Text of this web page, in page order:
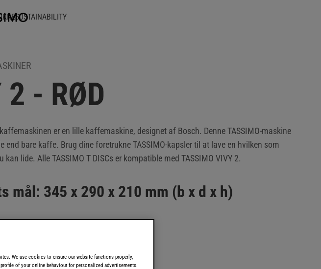
SUSTAINABILITY
2 - RØD
er en lille kaffemaskine, designet af Bosch. Denne TASSIMO-maskine
end bare kaffe. Brug dine foretrukne TASSIMO-kapsler til at lave en hvilken som
kan lide. Alle TASSIMO T DISCs er kompatible med TASSIMO VIVY 2.
mål: 345 x 290 x 210 mm (b x d x h)
We use cookies to ensure our website functions properly,
of your online behaviour for personalized advertisements.